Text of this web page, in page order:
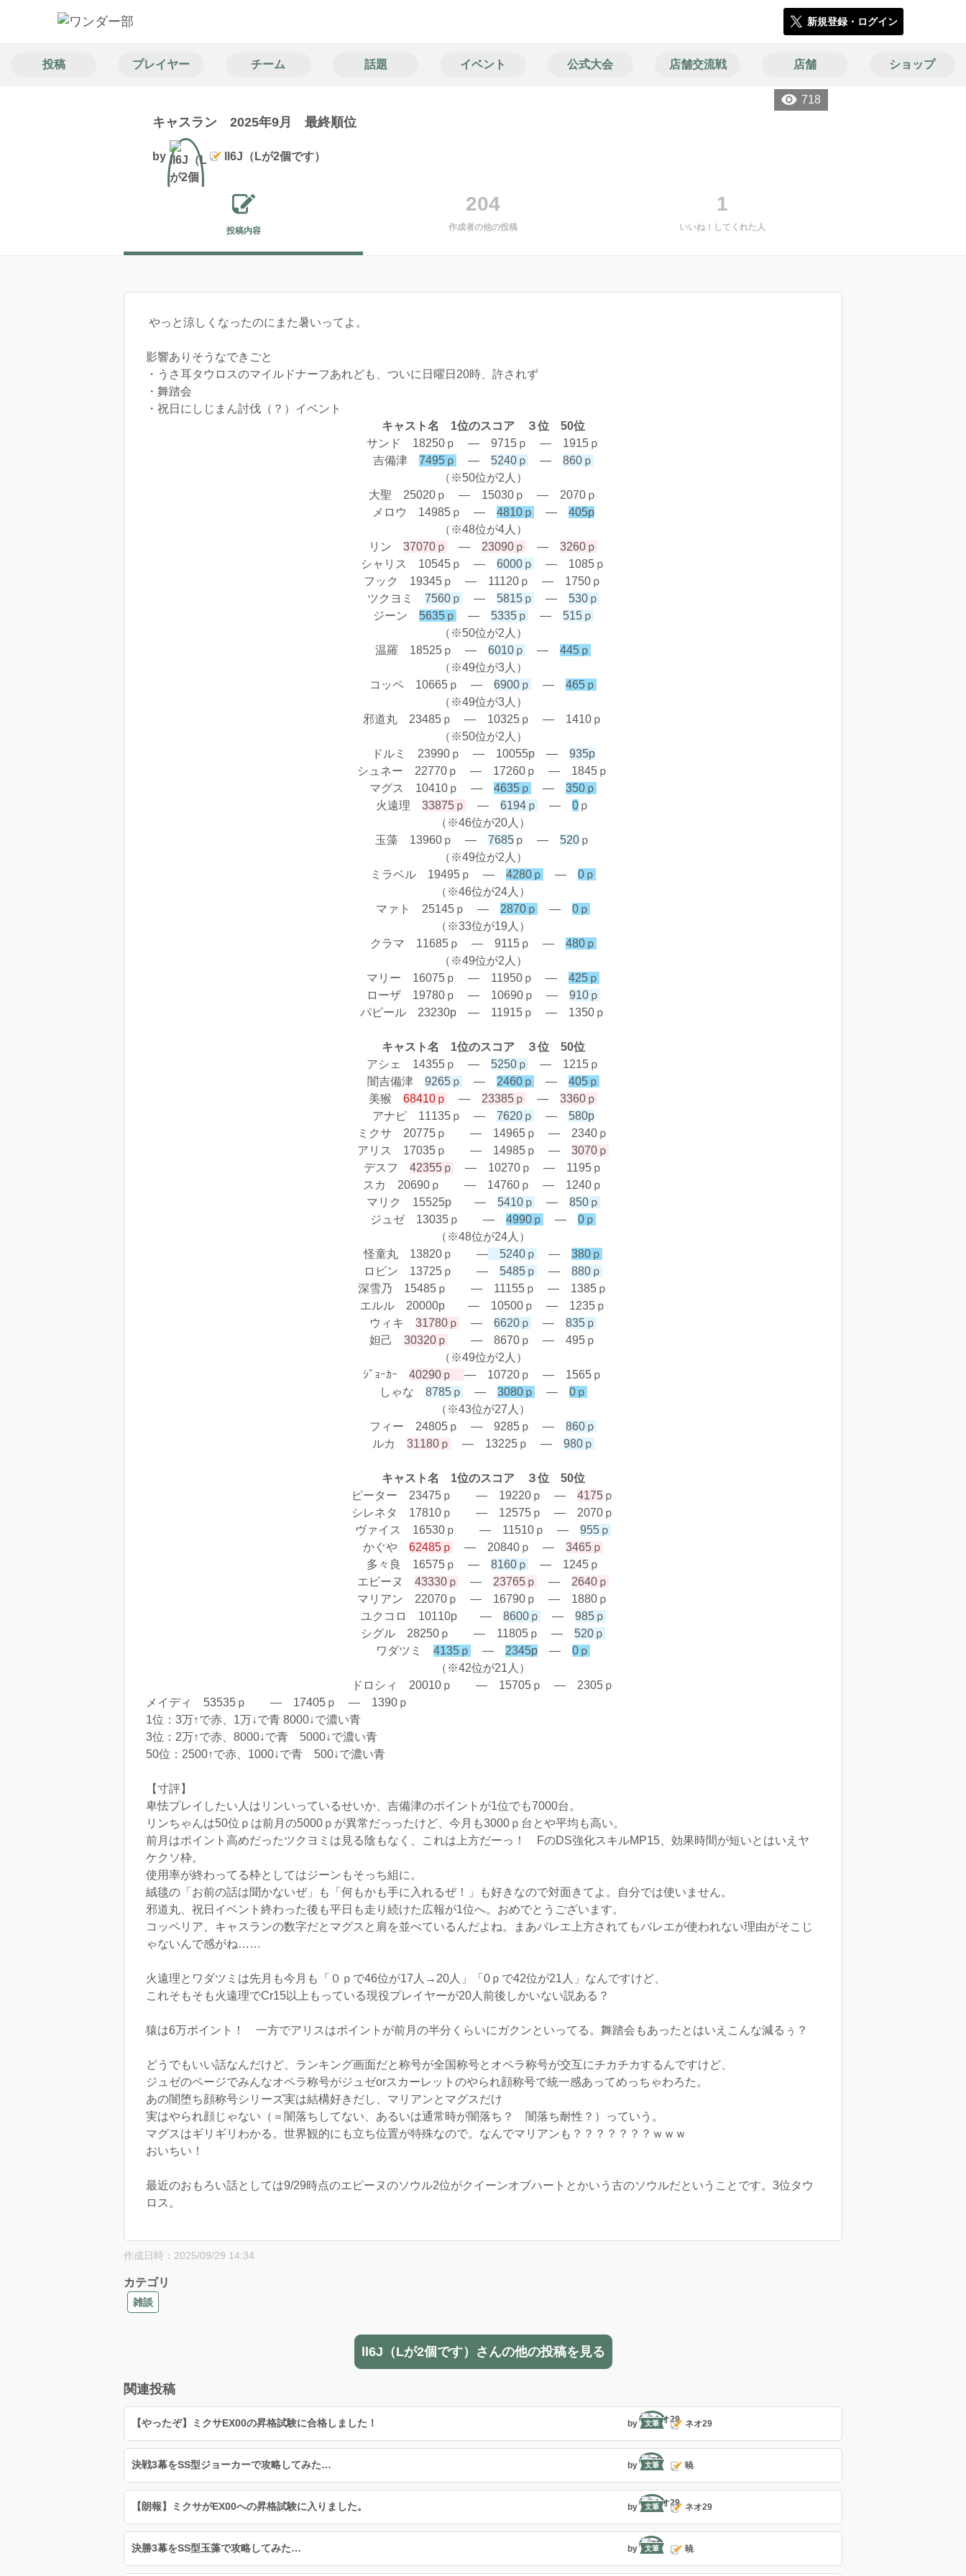
新規登録・ログイン
投稿 プレイヤー チーム 話題 イベント 公式大会 店舗交流戦 店舗 ショップ
718
キャスラン 2025年9月 最終順位
by ll6J（Lが2個です）
投稿内容
204
作成者の他の投稿
1
いいね！してくれた人
やっと涼しくなったのにまた暑いってよ。
影響ありそうなできごと
・うさ耳タウロスのマイルドナーフあれども、ついに日曜日20時、許されず
・舞踏会
・祝日にしじまん討伐（？）イベント
キャスト名 1位のスコア ３位 50位
サンド 18250ｐ ― 9715ｐ ― 1915ｐ
吉備津 7495ｐ ― 5240ｐ ― 860ｐ
（※50位が2人）
大聖 25020ｐ ― 15030ｐ ― 2070ｐ
メロウ 14985ｐ ― 4810ｐ ― 405p
（※48位が4人）
リン 37070ｐ ― 23090ｐ ― 3260ｐ
シャリス 10545ｐ ― 6000ｐ
― 1085ｐ
フック 19345ｐ ― 11120ｐ ― 1750ｐ
ツクヨミ 7560ｐ ― 5815ｐ ― 530ｐ
ジーン 5635ｐ ― 5335ｐ ― 515ｐ
（※50位が2人）
温羅 18525ｐ ― 6010ｐ ― 445ｐ
（※49位が3人）
コッペ 10665ｐ ― 6900ｐ ― 465ｐ
（※49位が3人）
邪道丸 23485ｐ ― 10325ｐ ― 1410ｐ
（※50位が2人）
ドルミ 23990ｐ ― 10055p ― 935p
シュネー 22770ｐ ― 17260ｐ ― 1845ｐ
マグス 10410ｐ ― 4635ｐ ― 350ｐ
火遠理 33875ｐ ― 6194ｐ ― 0 ｐ
（※46位が20人）
玉藻 13960ｐ ― 7685 ｐ ― 520 ｐ
（※49位が2人）
ミラベル 19495ｐ ― 4280ｐ ― 0ｐ
（※46位が24人）
マァト 25145ｐ ― 2870ｐ ― 0ｐ
（※33位が19人）
クラマ 11685ｐ ― 9115ｐ ― 480ｐ
（※49位が2人）
マリー 16075ｐ ― 11950ｐ ― 425ｐ
ローザ 19780ｐ ― 10690ｐ ― 910ｐ
パピール 23230p ― 11915ｐ ― 1350ｐ
キャスト名 1位のスコア ３位 50位
アシェ 14355ｐ ― 5250ｐ
― 1215ｐ
闇吉備津 9265ｐ ― 2460ｐ ― 405ｐ
美猴 68410ｐ ― 23385ｐ ― 3360ｐ
アナピ 11135ｐ ― 7620ｐ ― 580p
ミクサ 20775ｐ ― 14965ｐ ― 2340ｐ
アリス 17035ｐ ― 14985ｐ ― 3070ｐ
デスフ 42355ｐ
― 10270ｐ ― 1195ｐ
スカ 20690ｐ ― 14760ｐ ― 1240ｐ
マリク 15525p ― 5410ｐ ― 850ｐ
ジュゼ 13035ｐ ― 4990ｐ ― 0ｐ
（※48位が24人）
怪童丸 13820ｐ ― 5240ｐ ― 380ｐ
ロビン 13725ｐ ― 5485ｐ ― 880ｐ
深雪乃 15485ｐ ― 11155ｐ ― 1385ｐ
エルル 20000p ― 10500ｐ ― 1235ｐ
ウィキ 31780ｐ ― 6620ｐ ― 835ｐ
妲己 30320ｐ
― 8670ｐ ― 495ｐ
（※49位が2人）
ｼﾞｮｰｶｰ 40290ｐ ― 10720ｐ ― 1565ｐ
しゃな 8785ｐ ― 3080ｐ ― 0ｐ
（※43位が27人）
フィー 24805ｐ ― 9285ｐ ― 860ｐ
ルカ 31180ｐ ― 13225ｐ ― 980ｐ
キャスト名 1位のスコア ３位 50位
ピーター 23475ｐ ― 19220ｐ ― 4175 ｐ
シレネタ 17810ｐ ― 12575ｐ ― 2070ｐ
ヴァイス 16530ｐ ― 11510ｐ ― 955ｐ
かぐや 62485ｐ ― 20840ｐ ― 3465ｐ
多々良 16575ｐ ― 8160ｐ
― 1245ｐ
エピーヌ 43330ｐ ― 23765ｐ ― 2640ｐ
マリアン 22070ｐ ― 16790ｐ ― 1880ｐ
ユクコロ 10110p ― 8600ｐ ― 985ｐ
シグル 28250ｐ ― 11805ｐ ― 520ｐ
ワダツミ 4135ｐ ― 2345p ― 0ｐ
（※42位が21人）
ドロシィ 20010ｐ ― 15705ｐ ― 2305ｐ
メイディ 53535ｐ ― 17405ｐ ― 1390ｐ
1位：3万↑で赤、1万↓で青 8000↓で濃い青
3位：2万↑で赤、8000↓で青 5000↓で濃い青
50位：2500↑で赤、1000↓で青 500↓で濃い青
【寸評】
卑怯プレイしたい人はリンいっているせいか、吉備津のポイントが1位でも7000台。
リンちゃんは50位ｐは前月の5000ｐが異常だっったけど、今月も3000ｐ台とや平均も高い。
前月はポイント高めだったツクヨミは見る陰もなく、これは上方だーっ！ FのDS強化スキルMP15、効果時間が短いとはいえヤ
ケクソ枠。
使用率が終わってる枠としてはジーンもそっち組に。
絨毯の「お前の話は聞かないぜ」も「何もかも手に入れるぜ！」も好きなので対面きてよ。自分では使いません。
邪道丸、祝日イベント終わった後も平日も走り続けた広報が1位へ。おめでとうございます。
コッペリア、キャスランの数字だとマグスと肩を並べているんだよね。まあバレエ上方されてもバレエが使われない理由がそこじ
ゃないんで感がね……
火遠理とワダツミは先月も今月も「０ｐで46位が17人→20人」「0ｐで42位が21人」なんですけど、
これそもそも火遠理でCr15以上もっている現役プレイヤーが20人前後しかいない説ある？
猿は6万ポイント！ 一方でアリスはポイントが前月の半分くらいにガクンといってる。舞踏会もあったとはいえこんな減るぅ？
どうでもいい話なんだけど、ランキング画面だと称号が全国称号とオペラ称号が交互にチカチカするんですけど、
ジュゼのページでみんなオペラ称号がジュゼorスカーレットのやられ顔称号で統一感あってめっちゃわろた。
あの闇堕ち顔称号シリーズ実は結構好きだし、マリアンとマグスだけ
実はやられ顔じゃない（＝闇落ちしてない、あるいは通常時が闇落ち？ 闇落ち耐性？）っていう。
マグスはギリギリわかる。世界観的にも立ち位置が特殊なので。なんでマリアンも？？？？？？？ｗｗｗ
おいちい！
最近のおもろい話としては9/29時点のエピーヌのソウル2位がクイーンオブハートとかいう古のソウルだということです。3位タウ
ロス。
作成日時：2025/09/29 14:34
カテゴリ
雑談
ll6J（Lが2個です）さんの他の投稿を見る
関連投稿
【やったぞ】ミクサEX00の昇格試験に合格しました！ by 文筆 ネオ29
決戦3幕をSS型ジョーカーで攻略してみた… by 文筆 暁
【朗報】ミクサがEX00への昇格試験に入りました。 by 文筆 ネオ29
決勝3幕をSS型玉藻で攻略してみた… by 文筆 暁